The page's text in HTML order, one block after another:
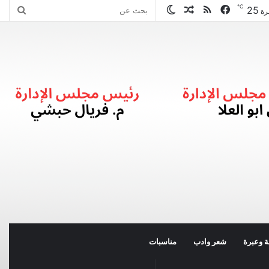
الوضع مقال ملخص
فيسبوك 25
℃
وعبرة شعر وادب مناسبات